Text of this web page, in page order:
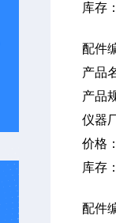
库存
配件
产品
产品
仪器
价格
库存
配件